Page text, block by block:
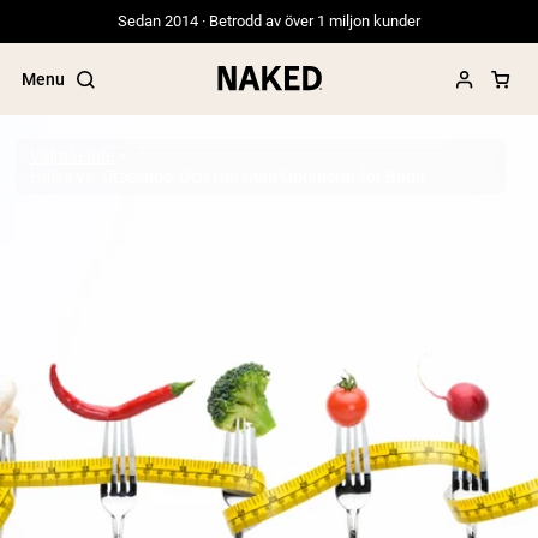
Sedan 2014 · Betrodd av över 1 miljon kunder
Menu
”Collagen“
”Micellar Casein“
PROTEIN POWDERS
Gräsbetat vassleprotein
Vassleisolat från gräsbetande djur
Getproteinpulver från get